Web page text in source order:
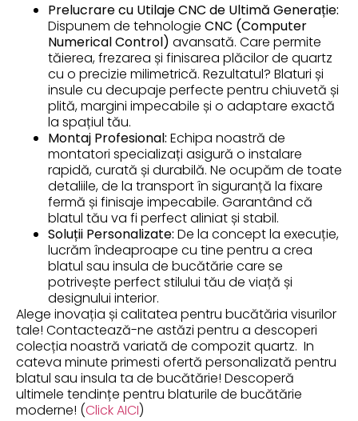
Prelucrare cu Utilaje CNC de Ultimă Generație:
Dispunem de tehnologie CNC (Computer
Numerical Control) avansată. Care permite
tăierea, frezarea și finisarea plăcilor de quartz
cu o precizie milimetrică. Rezultatul? Blaturi și
insule cu decupaje perfecte pentru chiuvetă și
plită, margini impecabile și o adaptare exactă
la spațiul tău.
Montaj Profesional: Echipa noastră de
montatori specializați asigură o instalare
rapidă, curată și durabilă. Ne ocupăm de toate
detaliile, de la transport în siguranță la fixare
fermă și finisaje impecabile. Garantând că
blatul tău va fi perfect aliniat și stabil.
Soluții Personalizate: De la concept la execuție,
lucrăm îndeaproape cu tine pentru a crea
blatul sau insula de bucătărie care se
potrivește perfect stilului tău de viață și
designului interior.
Alege inovația și calitatea pentru bucătăria visurilor
tale! Contactează-ne astăzi pentru a descoperi
colecția noastră variată de compozit quartz. In
cateva minute primesti ofertă personalizată pentru
blatul sau insula ta de bucătărie! Descoperă
ultimele tendințe pentru blaturile de bucătărie
moderne! (Click AICI)